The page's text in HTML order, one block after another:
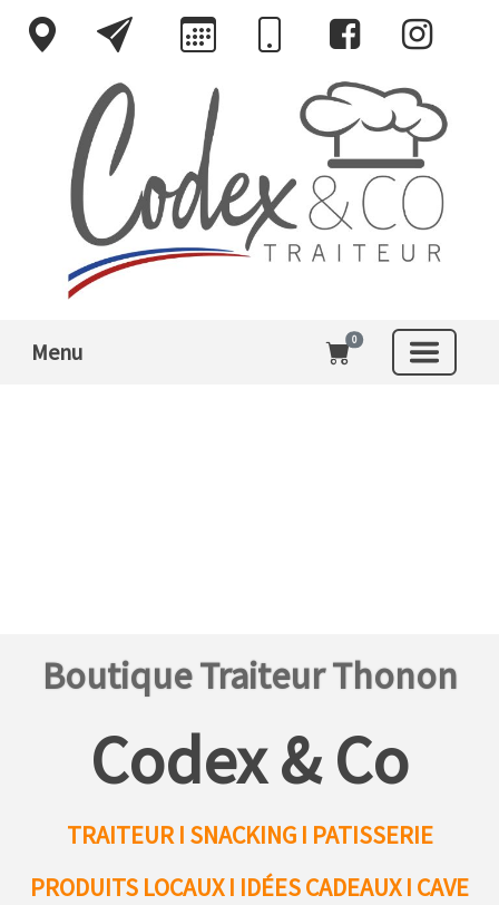
Menu 0
Boutique Traiteur Thonon
Codex & Co
TRAITEUR I SNACKING I PATISSERIE
PRODUITS LOCAUXI IDÉES CADEAUX I CAVE